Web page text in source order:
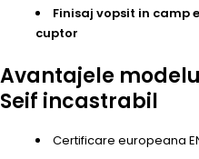
Finisaj vopsit in
cuptor
Avantajele
Seif incastrabil
Certificare europeana